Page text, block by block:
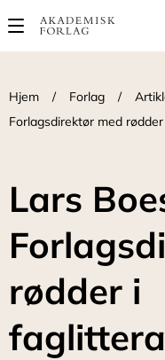
Main
navigation
Hjem / Forlag /
Forlagsdirektør med
Lars
rødder i